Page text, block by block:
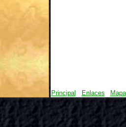
Principal Enlaces